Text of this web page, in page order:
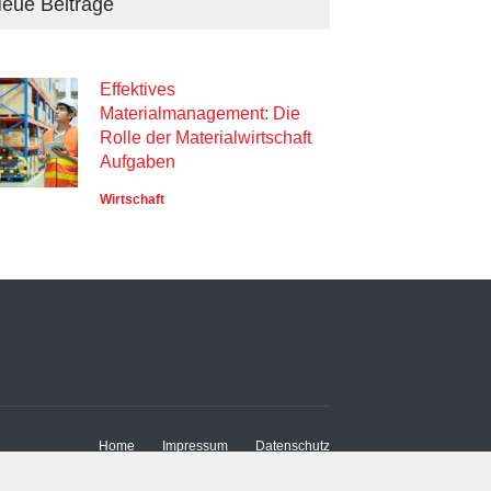
Effektives
Materialmanagement: Die
Rolle der Materialwirtschaft
Aufgaben
Wirtschaft
Home Impressum Datenschutz